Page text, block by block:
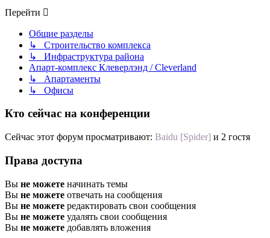
Перейти
Общие разделы
↳ Строительство комплекса
↳ Инфраструктура района
Апарт-комплекс Клеверлэнд / Cleverland
↳ Апартаменты
↳ Офисы
Кто сейчас на конференции
Сейчас этот форум просматривают: Baidu [Spider] и 2 гостя
Права доступа
Вы не можете начинать темы
Вы не можете отвечать на сообщения
Вы не можете редактировать свои сообщения
Вы не можете удалять свои сообщения
Вы не можете добавлять вложения